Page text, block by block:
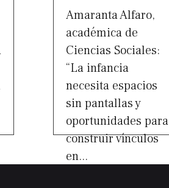
Amaranta Alfaro,
académica de
Ciencias Sociales:
“La infancia
necesita espacios
sin pantallas y
oportunidades para
construir vínculos
en...